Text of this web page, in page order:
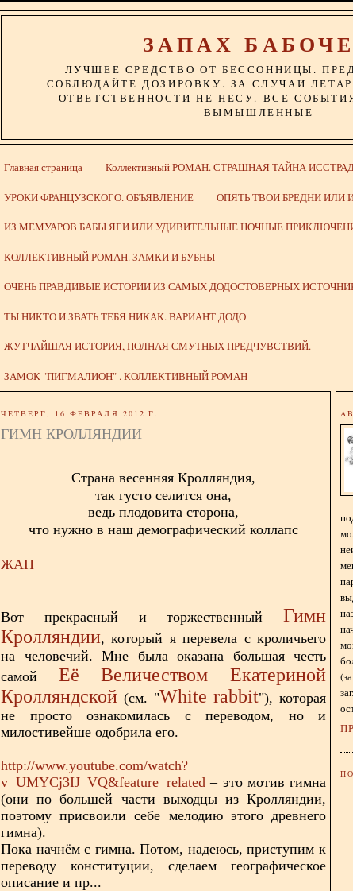
ЗАПАХ
ЛУЧШЕЕ СРЕДСТВО ОТ БЕССОННИЦЫ.
СОБЛЮДАЙТЕ ДОЗИРОВКУ. ЗА СЛУЧАИ
ОТВЕТСТВЕННОСТИ НЕ НЕСУ. ВСЕ
ВЫМЫШЛЕННЫЕ
Главная страница Коллективный РОМАН. СТРАШНАЯ ТАЙНА
УРОКИ ФРАНЦУЗСКОГО. ОБЪЯВЛЕНИЕ ОПЯТЬ ТВОИ БРЕДНИ
ИЗ МЕМУАРОВ БАБЫ ЯГИ ИЛИ УДИВИТЕЛЬНЫЕ НОЧНЫЕ
КОЛЛЕКТИВНЫЙ РОМАН. ЗАМКИ И БУБНЫ
ОЧЕНЬ ПРАВДИВЫЕ ИСТОРИИ ИЗ САМЫХ ДОДОСТОВЕРНЫХ
ТЫ НИКТО И ЗВАТЬ ТЕБЯ НИКАК. ВАРИАНТ ДОДО
ЖУТЧАЙШАЯ ИСТОРИЯ, ПОЛНАЯ СМУТНЫХ ПРЕДЧУВСТВИЙ.
ЗАМОК "ПИГМАЛИОН" . КОЛЛЕКТИВНЫЙ РОМАН
ЧЕТВЕРГ, 16 ФЕВРАЛЯ 2012 Г.
ГИМН КРОЛЛЯНДИИ
Страна весенняя Кролляндия,
так густо селится она,
ведь плодовита сторона,
что нужно в наш демографический коллапс
ЖАН
Вот прекрасный и торжественный Гимн
Кролляндии, который я перевела с кроличьего
на человечий. Мне была оказана большая честь
самой Её Величеством Екатериной
Кролляндской (см. "White rabbit"), которая
не просто ознакомилась с переводом, но и
милостивейше одобрила его.
http://www.youtube.com/watch?
v=UMYCj3IJ_VQ&feature=related – это мотив гимна
(они по большей части выходцы из Кролляндии,
поэтому присвоили себе мелодию этого древнего
гимна).
Пока начнём с гимна. Потом, надеюсь, приступим к
переводу конституции, сделаем географическое
описание и пр...